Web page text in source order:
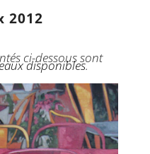
2012
ci-dessous sont
disponibles.